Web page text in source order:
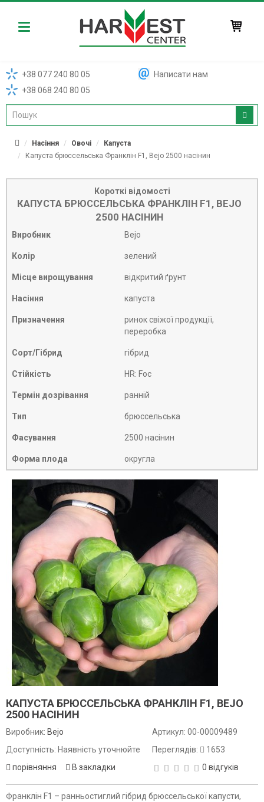
Harvest
+38 077 240 80 05
+38 068 240 80 05
Написати нам
Насіння Овочі
Капуста
Капуста брюссельська Франклін F1, Bejo 2500 насінин
Короткі відомості
КАПУСТА БРЮССЕЛЬСЬКА ФРАНКЛІН F1, BEJO
2500 НАСІНИН
Виробник Bejo
Колір зелений
Місце вирощування відкритий ґрунт
Насіння капуста
Призначення
ринок свіжої продукції,
переробка
Сорт/Гібрид гібрид
Стійкість HR: Foc
Термін дозрівання ранній
Тип брюссельська
Фасування 2500 насінин
Форма плода округла
КАПУСТА БРЮССЕЛЬСЬКА ФРАНКЛІН F1, BEJO
2500 НАСІНИН
Виробник: Bejo
Доступність: Наявність уточнюйте
порівняння
В закладки
Артикул: 00-00009489
Переглядів:
1653
0 відгуків
Франклін F1 – ранньостиглий гібрид брюссельської капусти,